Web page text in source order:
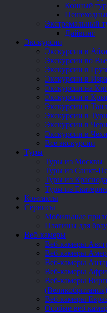
Конный
Экстремальный
Дайвинг
Экскурсии
Экскурсии в
Экскурсии во
Экскурсии в
Экскурсии в
Экскурсии на
Экскурсии в
Экскурсии в
Экскурсии в
Экскурсии в
Экскурсии в
Все экскурсии
Туры
Туры из Москвы
Туры из Санкт-
Туры из
Туры из
Контакты
Сервисы
Мобильные
Плагины для
Веб-камеры
Веб-камеры
Веб-камеры
Веб-камеры
Веб-камеры
Веб-камеры
(Великобритания)
Веб-камеры
Особые веб-